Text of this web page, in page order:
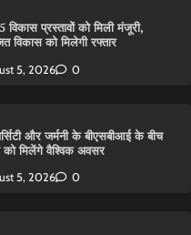
विकास प्रस्तावों को मिली मंजूरी,
विकास को मिलेगी रफ्तार
5, 2026 0
और जर्मनी के बीएसबीआई के बीच
को मिलेंगे वैश्विक अवसर
5, 2026 0